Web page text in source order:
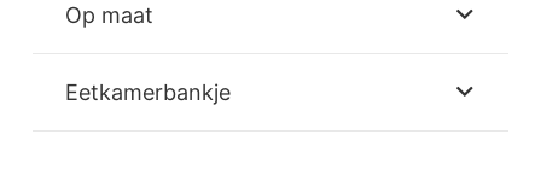
Op maat
Eetkamerbankje